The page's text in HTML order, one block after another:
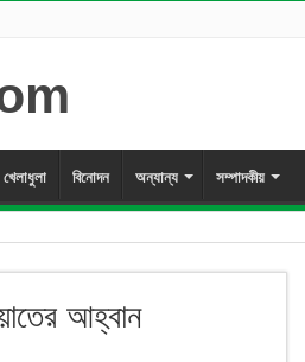
খেলাধুলা বিনোদন অন্যান্য সম্পাদকীয়
আহ্বান